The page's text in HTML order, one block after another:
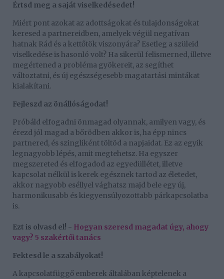
Értsd meg a saját viselkedésedet!
Miért pont azokat az adottságokat és tulajdonságokat
keresed a partnereidben, amelyek végül negatívan
hatnak Rád és a kettőtök viszonyára? Esetleg a szüleid
viselkedése is hasonló volt? Ha sikerül felismerned, illetve
megértened a probléma gyökereit, az segíthet
változtatni, és új egészségesebb magatartási mintákat
kialakítani.
Fejleszd az önállóságodat!
Próbáld elfogadni önmagad olyannak, amilyen vagy, és
érezd jól magad a bőrödben akkor is, ha épp nincs
partnered, és szingliként töltöd a napjaidat. Ez az egyik
legnagyobb lépés, amit megtehetsz. Ha egyszer
megszereted és elfogadod az egyedüllétet, illetve
kapcsolat nélkül is kerek egésznek tartod az életedet,
akkor nagyobb eséllyel vághatsz majd bele egy új,
harmonikusabb és kiegyensúlyozottabb párkapcsolatba
is.
Ezt is olvasd el! - Hogyan szeresd magadat úgy, ahogy
vagy? 5 szakértői tanács
Fektesd le a szabályokat!
A kapcsolatfüggő emberek általában képtelenek a